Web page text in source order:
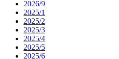
2026/9
2025/1
2025/2
2025/3
2025/4
2025/5
2025/6